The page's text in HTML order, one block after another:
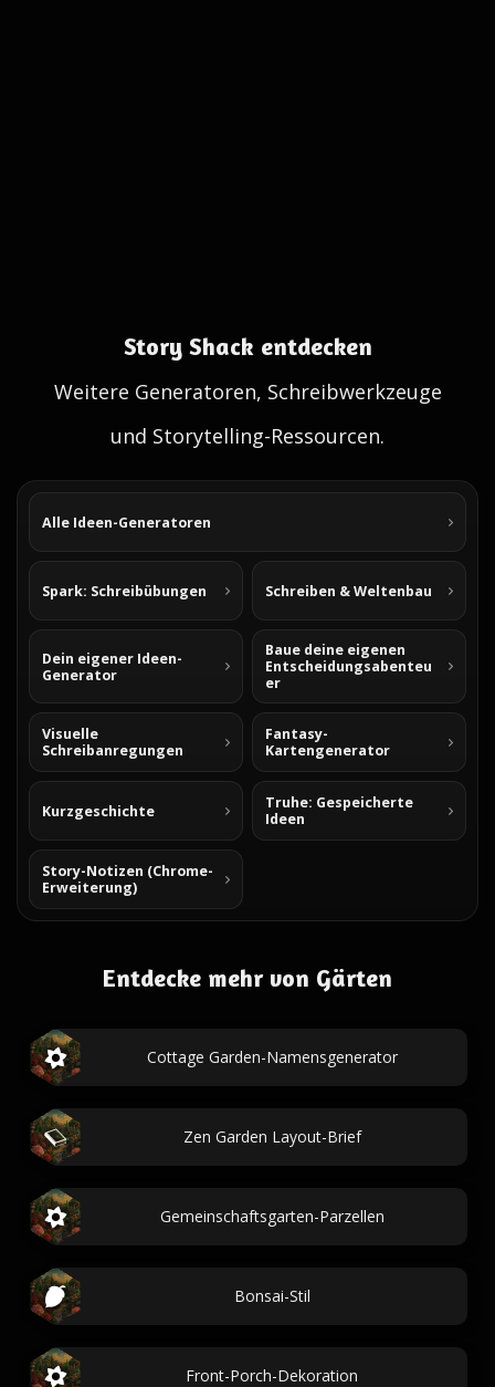
Story Shack entdecken
Weitere Generatoren, Schreibwerkzeuge
und Storytelling-Ressourcen.
Alle Ideen-Generatoren
Spark: Schreibübungen Schreiben & Weltenbau
Dein eigener Ideen-
Generator
Baue deine eigenen
Entscheidungsabenteu
er
Visuelle
Schreibanregungen
Fantasy-
Kartengenerator
Kurzgeschichte
Truhe: Gespeicherte
Ideen
Story-Notizen (Chrome-
Erweiterung)
Entdecke mehr von Gärten
Cottage Garden-Namensgenerator
Zen Garden Layout-Brief
Gemeinschaftsgarten-Parzellen
Bonsai-Stil
Front-Porch-Dekoration